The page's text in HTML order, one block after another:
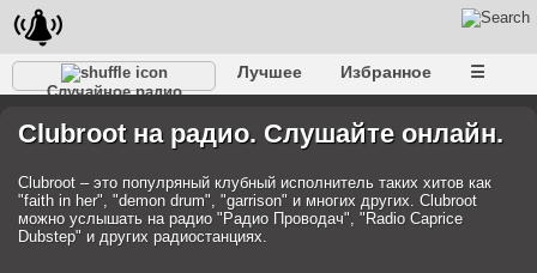
Случайное радио
Лучшее Избранное ☰
Clubroot на радио. Слушайте онлайн.
Clubroot – это популряный клубный исполнитель таких хитов как
"faith in her", "demon drum", "garrison" и многих других. Clubroot
можно услышать на радио "Радио Проводач", "Radio Caprice
Dubstep" и других радиостанциях.